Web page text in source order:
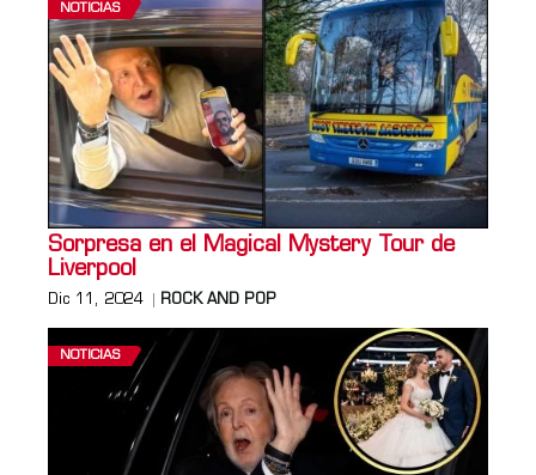
NOTICIAS
Sorpresa en el Magical Mystery Tour de
Liverpool
Dic 11, 2024 ROCK AND POP
NOTICIAS